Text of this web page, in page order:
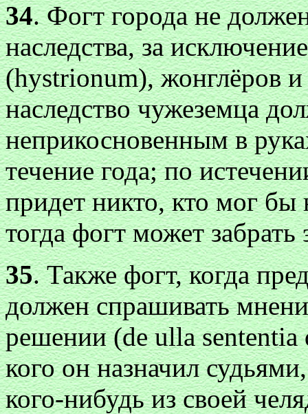
34. Фогт города не
наследства, за
(hystrionum), жонглёров
наследство чужеземца
неприкосновенным в
течение года; по
придет никто, кто мог бы
тогда фогт может забрать
35. Также фогт, когда
должен спрашивать
решении (de ulla sententia
кого он назначил
кого-нибудь из своей